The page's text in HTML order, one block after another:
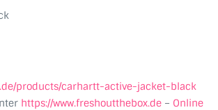
products/carhartt-active-jacket-black
https://www.freshoutthebox.de – Online